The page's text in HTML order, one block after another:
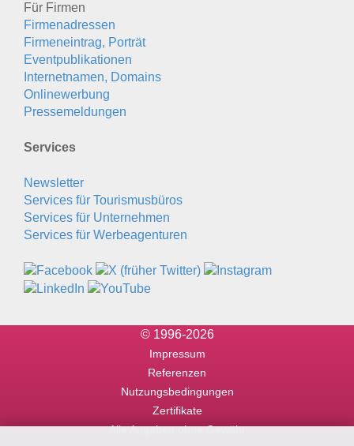
Für Firmen
Firmenadressen
Firmeneintrag, Porträt
Eventpublikationen
Internetnamen, Domains
Onlinewerbung
Pressemeldungen
Services
Newsletter
Services für Tourismusbüros
Services für Unternehmen
Services für Werbeagenturen
© 1996-2026
Impressum
Referenzen
Nutzungsbedingungen
Zertifikate
Alle Angaben ohne Gewähr